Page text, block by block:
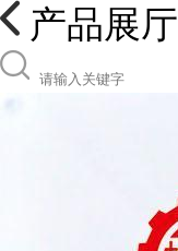
产品展厅